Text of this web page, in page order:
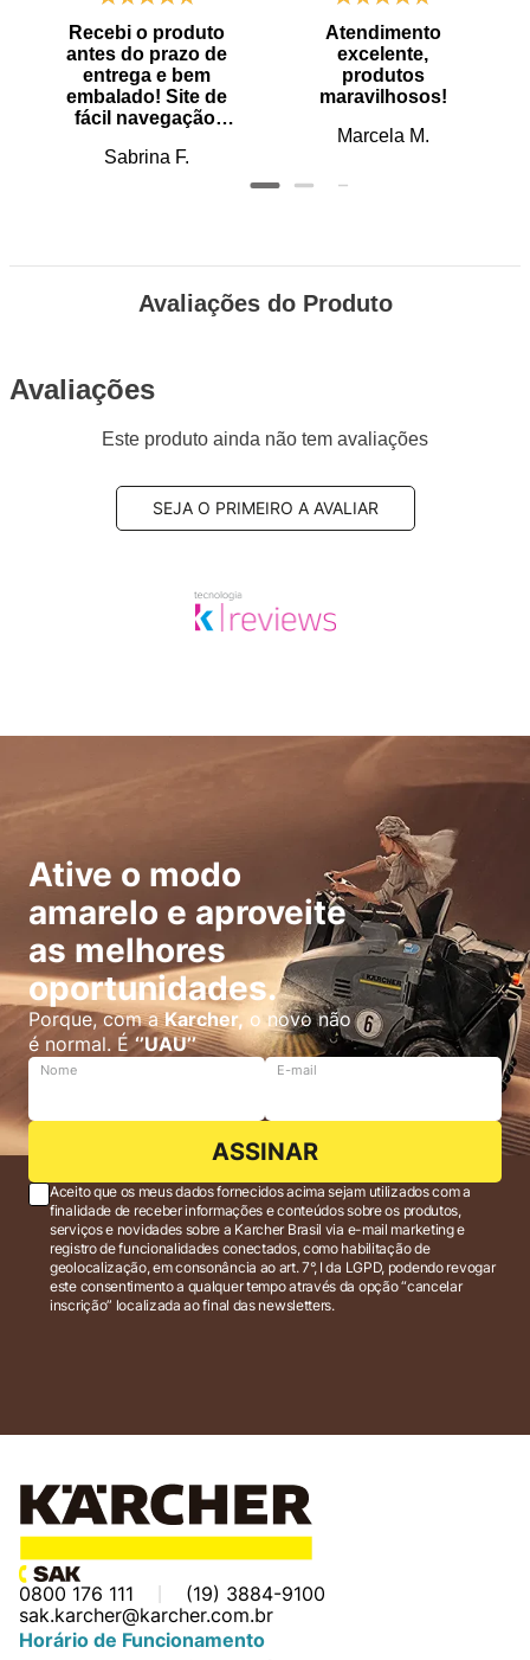
Recebi o produto
antes do prazo de
entrega e bem
embalado! Site de
fácil navegação.
Sabrina F.
Atendimento
excelente,
produtos
maravilhosos!
Marcela M.
Avaliações do Produto
Avaliações
Este produto ainda não tem avaliações
SEJA O PRIMEIRO A AVALIAR
Ative o modo
amarelo e aproveite
as melhores
oportunidades.
Porque, com aKarcher, o novo não
é normal. É‘’UAU’’
Nome E-mail
ASSINAR
Aceito que os meus dados fornecidos acima sejam utilizados com a
finalidade de receber informações e conteúdos sobre os produtos,
serviços e novidades sobre a Karcher Brasil via e-mail marketing e
registro de funcionalidades conectados, como habilitação de
geolocalização, em consonância ao art. 7°, I da LGPD, podendo revogar
este consentimento a qualquer tempo através da opção “cancelar
inscrição” localizada ao final das newsletters.
0800 176 111
(19) 3884-9100
sak.karcher@karcher.com.br
Horário de Funcionamento